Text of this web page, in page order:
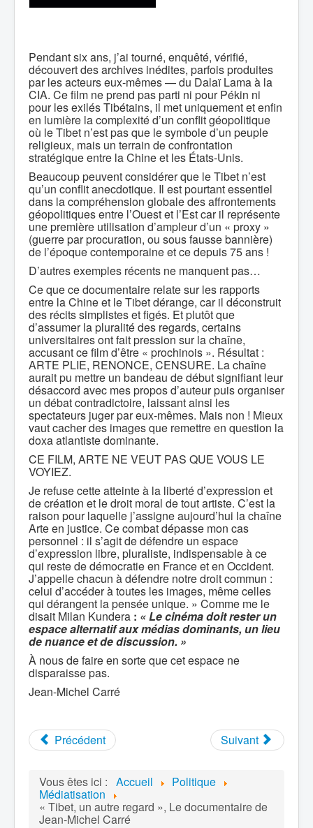
Pendant six ans, j’ai tourné, enquêté, vérifié,
découvert des archives inédites, parfois produites
par les acteurs eux-mêmes — du Dalaï Lama à la
CIA. Ce film ne prend pas parti ni pour Pékin ni
pour les exilés Tibétains, il met uniquement et enfin
en lumière la complexité d’un conflit géopolitique
où le Tibet n’est pas que le symbole d’un peuple
religieux, mais un terrain de confrontation
stratégique entre la Chine et les États-Unis.
Beaucoup peuvent considérer que le Tibet n’est
qu’un conflit anecdotique. Il est pourtant essentiel
dans la compréhension globale des affrontements
géopolitiques entre l’Ouest et l’Est car il représente
une première utilisation d’ampleur d’un « proxy »
(guerre par procuration, ou sous fausse bannière)
de l’époque contemporaine et ce depuis 75 ans !
D’autres exemples récents ne manquent pas…
Ce que ce documentaire relate sur les rapports
entre la Chine et le Tibet dérange, car il déconstruit
des récits simplistes et figés. Et plutôt que
d’assumer la pluralité des regards, certains
universitaires ont fait pression sur la chaîne,
accusant ce film d’être « prochinois ». Résultat :
ARTE PLIE, RENONCE, CENSURE. La chaîne
aurait pu mettre un bandeau de début signifiant leur
désaccord avec mes propos d’auteur puis organiser
un débat contradictoire, laissant ainsi les
spectateurs juger par eux-mêmes. Mais non ! Mieux
vaut cacher des images que remettre en question la
doxa atlantiste dominante.
CE FILM, ARTE NE VEUT PAS QUE VOUS LE
VOYIEZ.
Je refuse cette atteinte à la liberté d’expression et
de création et le droit moral de tout artiste. C’est la
raison pour laquelle j’assigne aujourd’hui la chaîne
Arte en justice. Ce combat dépasse mon cas
personnel : il s’agit de défendre un espace
d’expression libre, pluraliste, indispensable à ce
qui reste de démocratie en France et en Occident.
J’appelle chacun à défendre notre droit commun :
celui d’accéder à toutes les images, même celles
qui dérangent la pensée unique. » Comme me le
disait Milan Kundera : « Le cinéma doit rester un
espace alternatif aux médias dominants, un lieu
de nuance et de discussion. »
À nous de faire en sorte que cet espace ne
disparaisse pas.
Jean-Michel Carré
Précédent Suivant
Vous êtes ici : Accueil Politique
Médiatisation
« Tibet, un autre regard », Le documentaire de
Jean-Michel Carré